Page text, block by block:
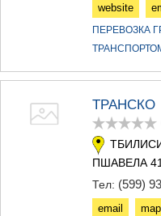
website
ПЕРЕВОЗКА
ТРАНСКО
ПШАВЕЛА 41
Тел: (599)
email map